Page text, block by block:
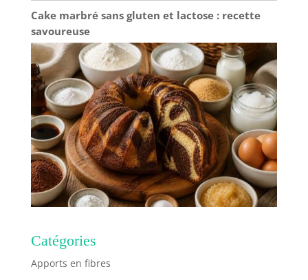
résistant aux éclats
tranquillité d'esprit :
Fabriqué à partir de
plastique de haute
qualité, il est robuste
dans la texture et a
d'excellentes
performances
résistantes aux éclats.
Comparé aux plaques
en céramique
traditionnelles, il peut
mieux résister aux
Cake marbré sans gluten et lactose : recette
savoureuse
Catégories
Apports en fibres